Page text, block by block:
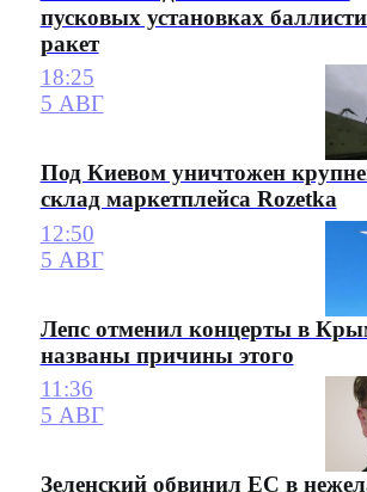
пусковых установках
ракет
18:25
5 АВГ
Под Киевом уничтожен
склад маркетплейса Rozetka
12:50
5 АВГ
Лепс отменил концерты в
названы причины этого
11:36
5 АВГ
Зеленский обвинил ЕС в